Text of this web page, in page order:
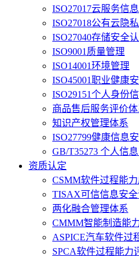
ISO27017云服务信
ISO27018公有云隐
ISO27040存储安全
ISO9001质量管理
ISO14001环境管理
ISO45001职业健康
ISO29151个人身份
商品售后服务评价体
知识产权管理体系
ISO27799健康信息
GB/T35273 个人信
资质认定
CSMM软件过程能
TISAX可信信息安
两化融合管理体系
CMMM智能制造能
ASPICE汽车软件过
SPCA软件过程能力